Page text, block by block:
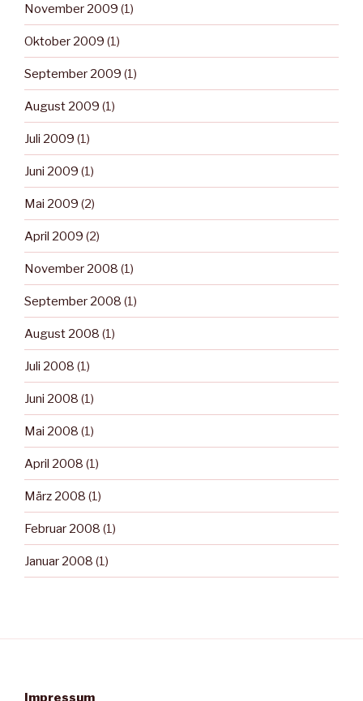
November 2009 (1)
Oktober 2009 (1)
September 2009 (1)
August 2009 (1)
Juli 2009 (1)
Juni 2009 (1)
Mai 2009 (2)
April 2009 (2)
November 2008 (1)
September 2008 (1)
August 2008 (1)
Juli 2008 (1)
Juni 2008 (1)
Mai 2008 (1)
April 2008 (1)
März 2008 (1)
Februar 2008 (1)
Januar 2008 (1)